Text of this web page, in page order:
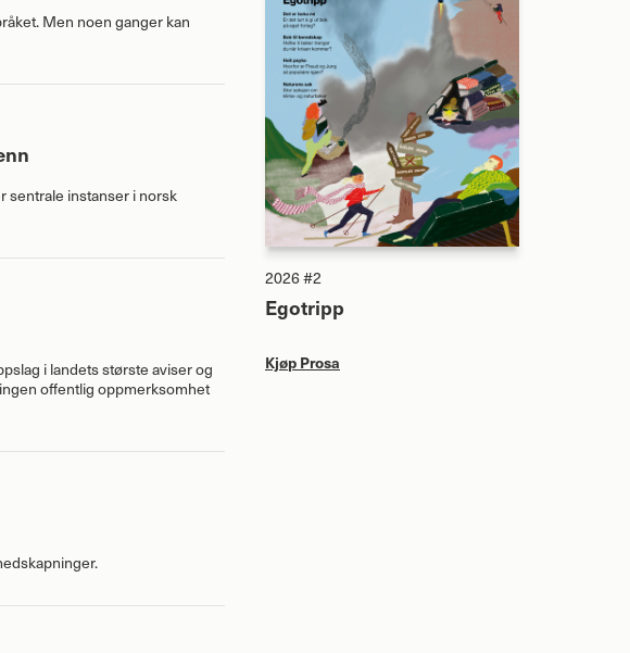
Men noen ganger kan
sentrale instanser i norsk
i landets største aviser og
offentlig oppmerksomhet
2026 #2
Egotripp
Kjøp Prosa